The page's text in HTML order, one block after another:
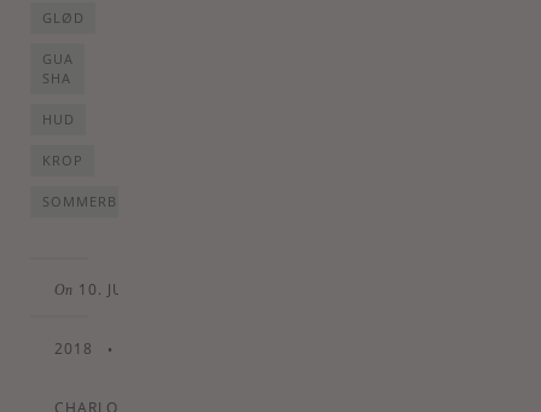
GLØD
GUA
SHA
HUD
KROP
SOMMERBEN
On 10. JUNE
2018 •
CHARLOTTE